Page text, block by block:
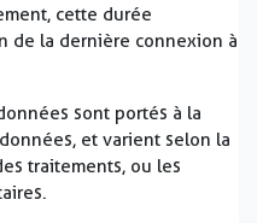
cette durée
de la dernière connexion à
sont portés à la
et varient selon la
traitements, ou les